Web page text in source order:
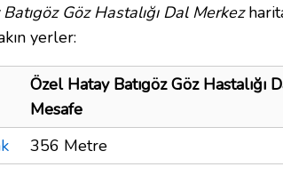
Göz Hastalığı Dal Merkez
yerler:
Özel Hatay Batıgöz Göz Hastalığı
Mesafe
356 Metre